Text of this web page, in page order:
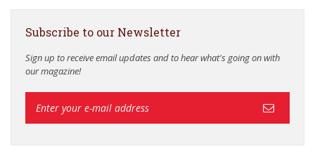
Subscribe to our Newsletter
Sign up to receive email updates and to hear what's going on with
our magazine!